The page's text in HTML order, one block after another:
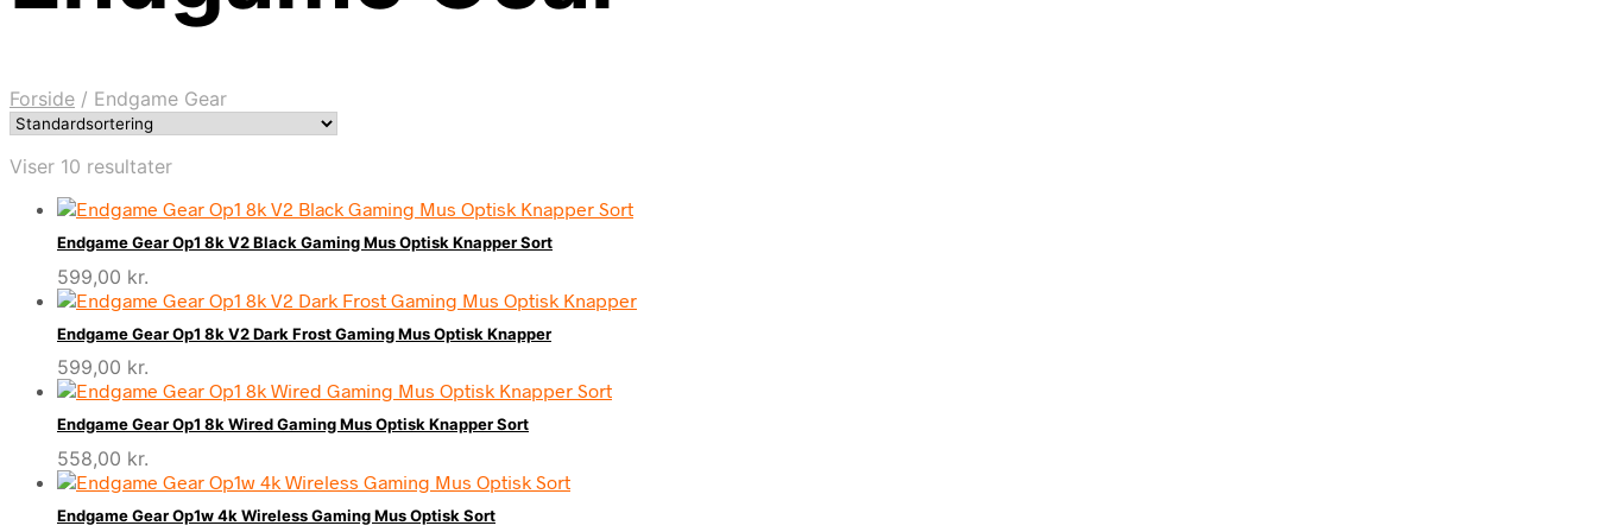
Forside / Endgame Gear
Viser 10 resultater
Endgame Gear Op1 8k V2 Black Gaming Mus Optisk Knapper Sort
599,00 kr.
Endgame Gear Op1 8k V2 Dark Frost Gaming Mus Optisk Knapper
599,00 kr.
Endgame Gear Op1 8k Wired Gaming Mus Optisk Knapper Sort
558,00 kr.
Endgame Gear Op1w 4k Wireless Gaming Mus Optisk Sort